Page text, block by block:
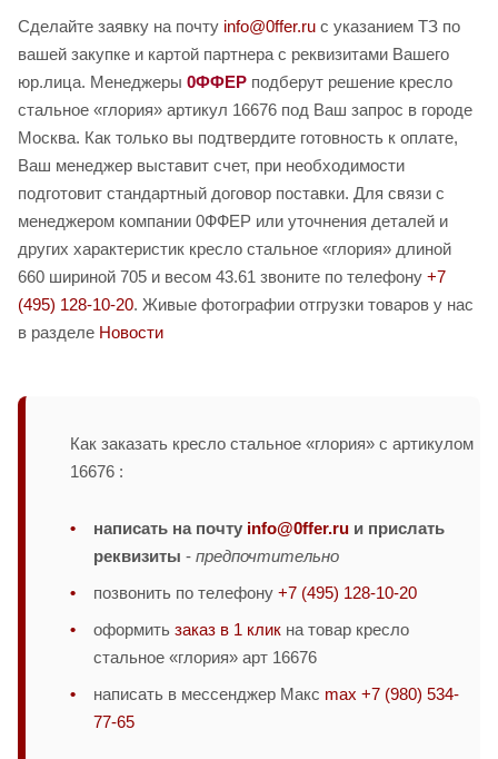
Сделайте заявку на почту info@0ffer.ru с указанием ТЗ по
вашей закупке и картой партнера с реквизитами Вашего
юр.лица. Менеджеры 0ФФЕР подберут решение кресло
стальное «глория» артикул 16676 под Ваш запрос в городе
Москва. Как только вы подтвердите готовность к оплате,
Ваш менеджер выставит счет, при необходимости
подготовит стандартный договор поставки. Для связи с
менеджером компании 0ФФЕР или уточнения деталей и
других характеристик кресло стальное «глория» длиной
660 шириной 705 и весом 43.61 звоните по телефону +7
(495) 128-10-20. Живые фотографии отгрузки товаров у нас
в разделе Новости
Как заказать кресло стальное «глория» с артикулом
16676 :
написать на почту info@0ffer.ru и прислать
реквизиты - предпочтительно
позвонить по телефону +7 (495) 128-10-20
оформить заказ в 1 клик на товар кресло
стальное «глория» арт 16676
написать в мессенджер Макс max +7 (980) 534-
77-65